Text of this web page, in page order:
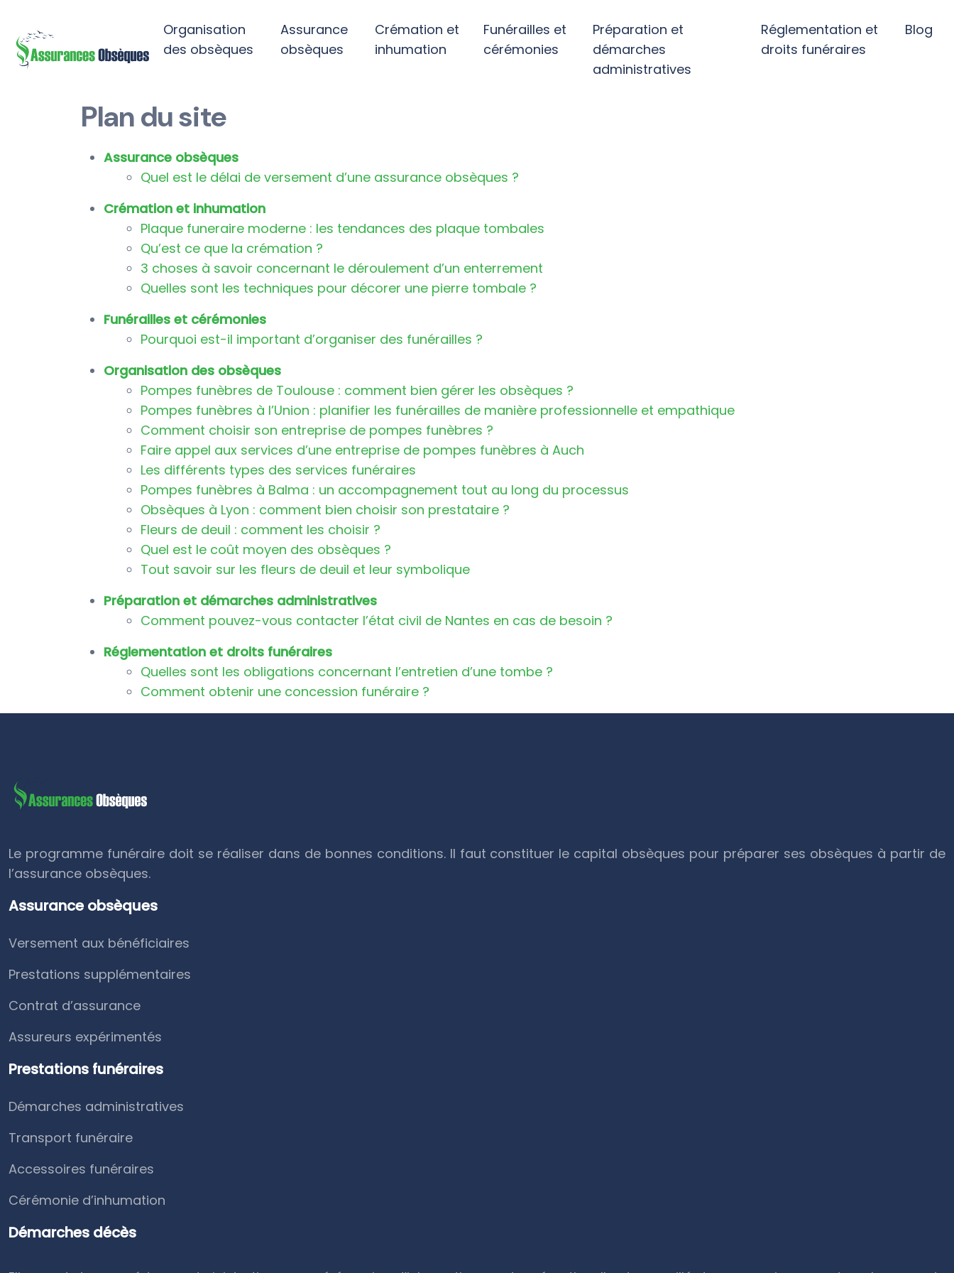
Organisation
des obsèques
Assurance
obsèques
Crémation et
inhumation
Funérailles et
cérémonies
Préparation et
démarches
administratives
Réglementation et
droits funéraires
Blog
Plan du site
Assurance obsèques
Quel est le délai de versement d’une assurance obsèques ?
Crémation et inhumation
Plaque funeraire moderne : les tendances des plaque tombales
Qu’est ce que la crémation ?
3 choses à savoir concernant le déroulement d’un enterrement
Quelles sont les techniques pour décorer une pierre tombale ?
Funérailles et cérémonies
Pourquoi est-il important d’organiser des funérailles ?
Organisation des obsèques
Pompes funèbres de Toulouse : comment bien gérer les obsèques ?
Pompes funèbres à l’Union : planifier les funérailles de manière professionnelle et empathique
Comment choisir son entreprise de pompes funèbres ?
Faire appel aux services d’une entreprise de pompes funèbres à Auch
Les différents types des services funéraires
Pompes funèbres à Balma : un accompagnement tout au long du processus
Obsèques à Lyon : comment bien choisir son prestataire ?
Fleurs de deuil : comment les choisir ?
Quel est le coût moyen des obsèques ?
Tout savoir sur les fleurs de deuil et leur symbolique
Préparation et démarches administratives
Comment pouvez-vous contacter l’état civil de Nantes en cas de besoin ?
Réglementation et droits funéraires
Quelles sont les obligations concernant l’entretien d’une tombe ?
Comment obtenir une concession funéraire ?
Le programme funéraire doit se réaliser dans de bonnes conditions. Il faut constituer le capital obsèques pour préparer ses obsèques à partir de
l’assurance obsèques.
Assurance obsèques
Versement aux bénéficiaires
Prestations supplémentaires
Contrat d’assurance
Assureurs expérimentés
Prestations funéraires
Démarches administratives
Transport funéraire
Accessoires funéraires
Cérémonie d’inhumation
Démarches décès